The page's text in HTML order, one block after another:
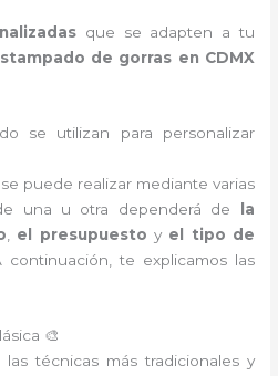
que se adapten a tu
de gorras en CDMX
se utilizan para personalizar
puede realizar mediante varias
una u otra dependerá de
la
, el presupuesto y el tipo de
continuación, te explicamos las
🎨
técnicas más tradicionales y